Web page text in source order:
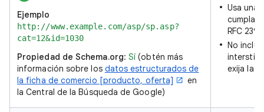
Ejemplo
http://www.example.com/asp/sp.asp?
cat=12&id=1030
Propiedad de Schema.org:Sí(obtén más
información sobre los datos estructurados de
la ficha de comercio [producto, oferta]
en
la Central de la Búsqueda de Google)
Usa una
cumpla
RFC
No
exija la